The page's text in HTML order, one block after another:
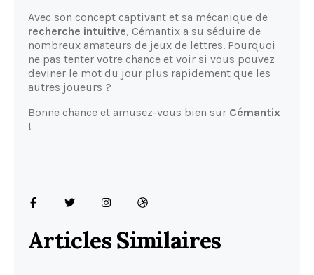
Avec son concept captivant et sa mécanique de
recherche intuitive, Cémantix a su séduire de
nombreux amateurs de jeux de lettres. Pourquoi
ne pas tenter votre chance et voir si vous pouvez
deviner le mot du jour plus rapidement que les
autres joueurs ?
Bonne chance et amusez-vous bien sur Cémantix
!
Articles Similaires